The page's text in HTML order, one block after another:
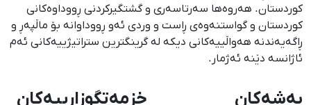
كوردستان. هەروەها سەرتاسەری و گشتگیركردنی ڕووداوەكانی
كوردستان و گواستنەوەی ڕاست و وردی ئەو ڕووداوانە بۆ ماڵپەڕ و
ڕاگەیەندنە هەواڵییەكانی دیكە لە گرینگترین ستراتیژییەكانی ئەم
ئاژانسە دێنە ئەژمار.
بەشەکان خزمەتگوزارییەکان